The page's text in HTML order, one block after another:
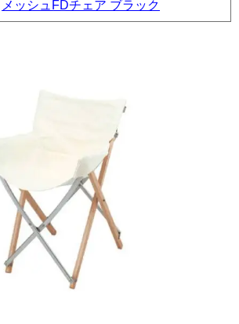
メッシュFDチェア ブラック